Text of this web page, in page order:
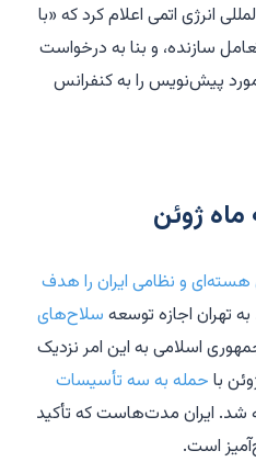
انرژی اتمی اعلام کرد که «با
سازنده، و بنا به درخواست
پیش‌نویس را به کنفرانس
ژوئن
و نظامی ایران را هدف
به تهران اجازه توسعه سلاح‌های
اسلامی به این امر نزدیک
حمله به سه تأسیسات
شد. ایران مدت‌هاست که تأکید
است.